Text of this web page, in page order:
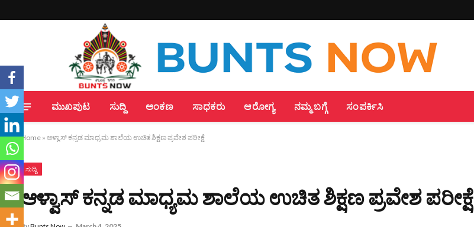
ಮುಖಪುಟ ಸುದ್ದಿ ಅಂಕಣ ಸಾಧಕರು ಆರೋಗ್ಯ ನಮ್ಮ ಬಗ್ಗೆ ಸಂಪರ್ಕಿಸಿ
Home » ಆಳ್ವಾಸ್ ಕನ್ನಡ ಮಾಧ್ಯಮ ಶಾಲೆಯ ಉಚಿತ ಶಿಕ್ಷಣ ಪ್ರವೇಶ ಪರೀಕ್ಷೆ
ಸುದ್ದಿ
ಆಳ್ವಾಸ್ ಕನ್ನಡ ಮಾಧ್ಯಮ ಶಾಲೆಯ ಉಚಿತ ಶಿಕ್ಷಣ ಪ್ರವೇಶ ಪರೀಕ್ಷೆ